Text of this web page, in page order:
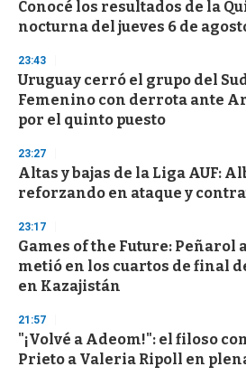
Conocé los resultados de la
nocturna del jueves 6 de
23:43
Uruguay cerró el grupo del
Femenino con derrota ante
por el quinto puesto
23:27
Altas y bajas de la Liga AUF:
reforzando en ataque y
23:17
Games of the Future: Peñarol
metió en los cuartos de final
en Kazajistán
21:57
"¡Volvé a Adeom!": el filoso
Prieto a Valeria Ripoll en